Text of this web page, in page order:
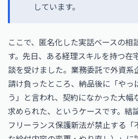
しています。
ここで、匿名化した実話ベースの相
す。先日、ある経理スキルを持つ在
談を受けました。業務委託で外資系
請け負ったところ、納品後に「やっ
う」と言われ、契約になかった大幅
求められた、というケースです。結
フリーランス保護新法が禁止する「